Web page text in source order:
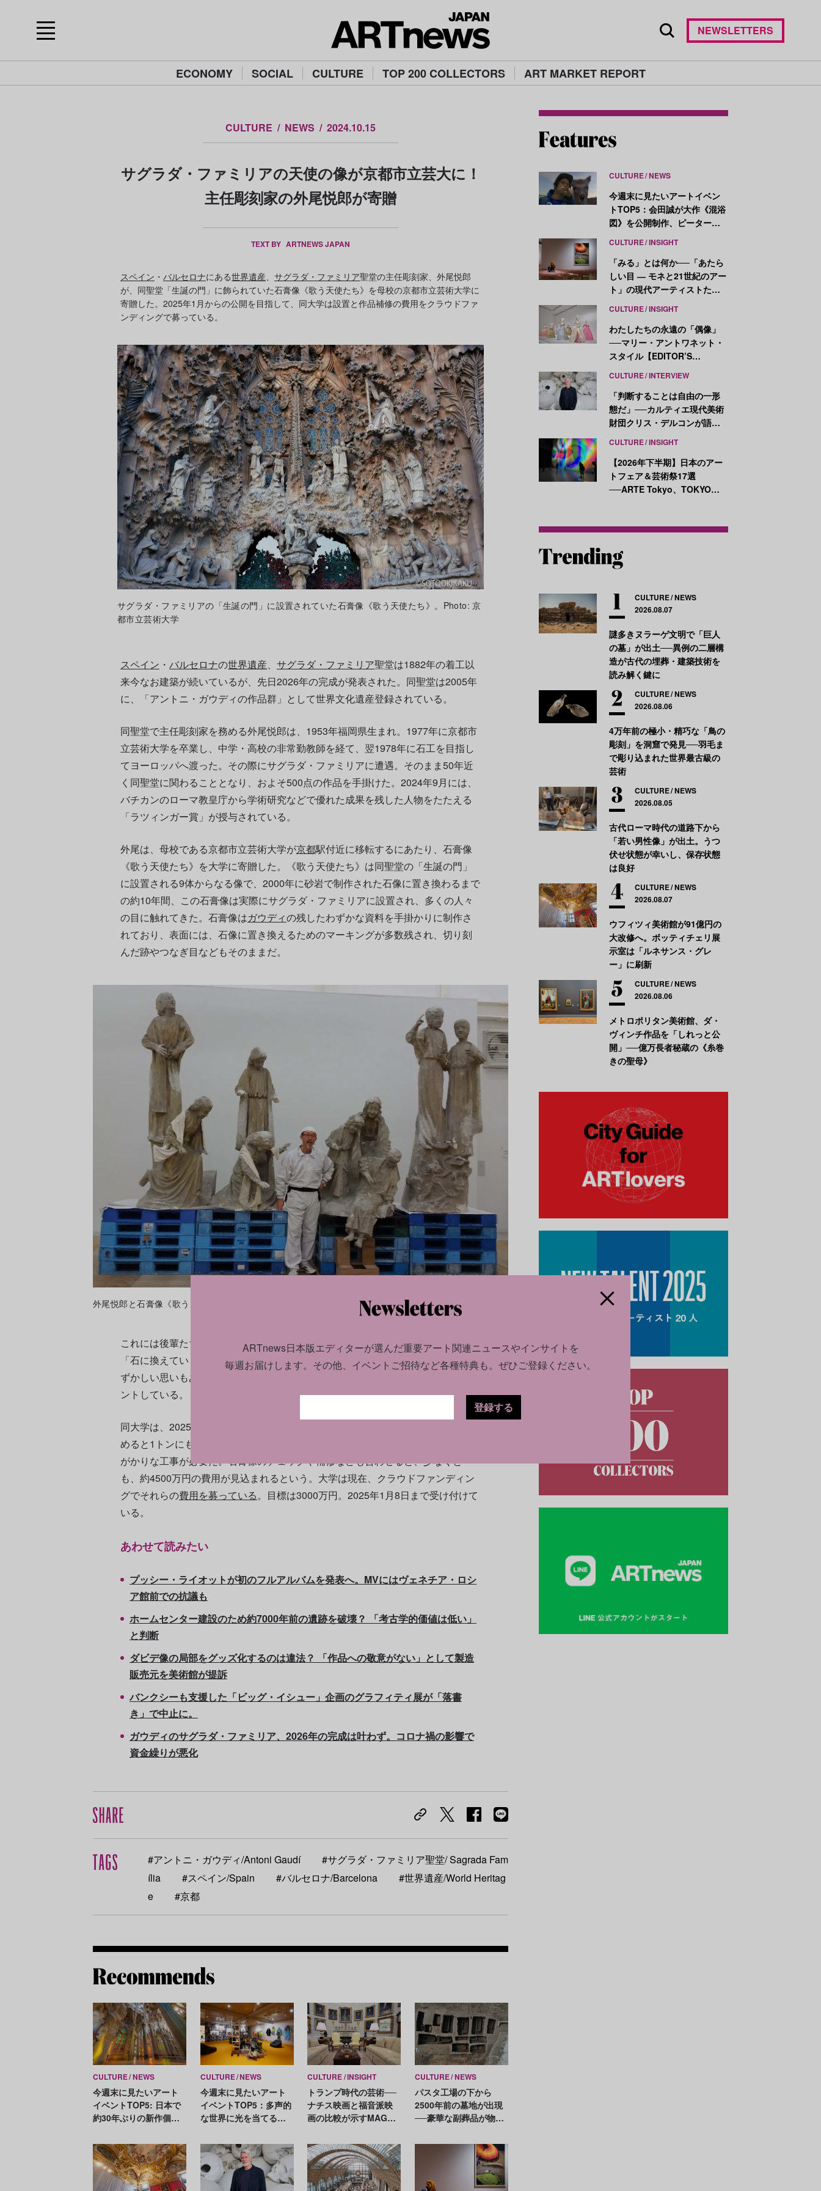
ECONOMY SOCIAL CULTURE TOP 200 COLLECTORS ART MARKET REPORT
NEWSLETTERS
CULTURE NEWS 2024.10.15
サグラダ・ファミリアの天使の像が京都市立芸大に！
主任彫刻家の外尾悦郎が寄贈
TEXT BY ARTNEWS JAPAN
スペイン ・ バルセロナにある世界遺産、 サグラダ・ファミリア聖堂の主任彫刻家、外尾悦郎
が、同聖堂「生誕の門」に飾られていた石膏像《歌う天使たち》を母校の京都市立芸術大学に
寄贈した。2025年1月からの公開を目指して、同大学は設置と作品補修の費用をクラウドファ
ンディングで募っている。
サグラダ・ファミリアの「生誕の門」に設置されていた石膏像《歌う天使たち》。Photo: 京
都市立芸術大学
スペイン ・ バルセロナの世界遺産、 サグラダ・ファミリア聖堂は1882年の着工以
来今なお建築が続いているが、先日2026年の完成が発表された。同聖堂は2005年
に、「アントニ・ガウディの作品群」として世界文化遺産登録されている。
同聖堂で主任彫刻家を務める外尾悦郎は、1953年福岡県生まれ。1977年に京都市
立芸術大学を卒業し、中学・高校の非常勤教師を経て、翌1978年に石工を目指し
てヨーロッパへ渡った。その際にサグラダ・ファミリアに遭遇。そのまま50年近
く同聖堂に関わることとなり、およそ500点の作品を手掛けた。2024年9月には、
バチカンのローマ教皇庁から学術研究などで優れた成果を残した人物をたたえる
「ラツィンガー賞」が授与されている。
外尾は、母校である京都市立芸術大学が京都駅付近に移転するにあたり、石膏像
《歌う天使たち》を大学に寄贈した。《歌う天使たち》は同聖堂の「生誕の門」
に設置される9体からなる像で、2000年に砂岩で制作された石像に置き換わるまで
の約10年間、この石膏像は実際にサグラダ・ファミリアに設置され、多くの人々
の目に触れてきた。石膏像はガウディの残したわずかな資料を手掛かりに制作さ
れており、表面には、石像に置き換えるためのマーキングが多数残され、切り刻
んだ跡やつなぎ目などもそのままだ。
外尾悦郎と石膏像《歌う天使たち》。Photo: 京都市立芸術大学
これには後輩たちへのメッセージが込められている。寄贈にあたって外尾は、
「石に換えていく手筈が模型（石膏像）に鉛筆書きされているのが残っていて恥
ずかしい思いもあるが、後輩たちのご興味に添えるのであれば忍びたい」とコメ
ントしている。
同大学は、2025年1月からの石膏像公開を目指している。しかし像はステージを含
めると1トンにもなり、常設展示を行うには、それらを安全に固定させるために大
がかりな工事が必要だ。石膏像のチェックや補修なども合わせると、少なくと
も、約4500万円の費用が見込まれるという。大学は現在、クラウドファンディン
グでそれらの費用を募っている。目標は3000万円。2025年1月8日まで受け付けて
いる。
あわせて読みたい
プッシー・ライオットが初のフルアルバムを発表へ。MVにはヴェネチア・ロシ
ア館前での抗議も
ホームセンター建設のため約7000年前の遺跡を破壊？ 「考古学的価値は低い」
と判断
ダビデ像の局部をグッズ化するのは違法？ 「作品への敬意がない」として製造
販売元を美術館が提訴
バンクシーも支援した「ビッグ・イシュー」企画のグラフィティ展が「落書
き」で中止に。
ガウディのサグラダ・ファミリア、2026年の完成は叶わず。コロナ禍の影響で
資金繰りが悪化
#アントニ・ガウディ/Antoni Gaudí
#サグラダ・ファミリア聖堂/ Sagrada Fam
ília
#スペイン/Spain #バルセロナ/Barcelona
#世界遺産/World Heritag
e
#京都
CULTURE NEWS
今週末に見たいアート
イベントTOP5: 日本で
約30年ぶりの新作個展
展」、韓国のソジョン
アートが4作家を紹介
「Instead of a result,
a process」
CULTURE NEWS
今週末に見たいアート
イベントTOP5：多声的
な世界に光を当てる恵
が代表シリーズを再構
築
CULTURE INSIGHT
トランプ時代の芸術──
ナチス映画と福音派映
画の比較が示すMAGA
CULTURE NEWS
パスタ工場の下から
2500年前の墓地が出現
──豪華な副葬品が物語
り
CULTURE NEWS
今週末に見たいアートイベン
トTOP5：会田誠が大作《混浴
図》を公開制作、ピーター・
CULTURE INSIGHT
「みる」とは何か──「あたら
しい目 ― モネと21世紀のアー
ト」の現代アーティストたち
CULTURE INSIGHT
わたしたちの永遠の「偶像」
──マリー・アントワネット・
スタイル【EDITOR’S
CULTURE INTERVIEW
「判断することは自由の一形
態だ」──カルティエ現代美術
財団クリス・デルコンが語
CULTURE INSIGHT
【2026年下半期】日本のアー
トフェア＆芸術祭17選
──ARTE Tokyo、TOKYO
CULTURE NEWS
2026.08.07
謎多きヌラーゲ文明で「巨人
の墓」が出土──異例の二層構
造が古代の埋葬・建築技術を
読み解く鍵に
CULTURE NEWS
2026.08.06
4万年前の極小・精巧な「鳥の
彫刻」を洞窟で発見──羽毛ま
で彫り込まれた世界最古級の
芸術
CULTURE NEWS
2026.08.05
古代ローマ時代の道路下から
「若い男性像」が出土。うつ
伏せ状態が幸いし、保存状態
は良好
CULTURE NEWS
2026.08.07
ウフィツィ美術館が91億円の
大改修へ。ボッティチェリ展
示室は「ルネサンス・グレ
ー」に刷新
CULTURE NEWS
2026.08.06
メトロポリタン美術館、ダ・
ヴィンチ作品を「しれっと公
開」──億万長者秘蔵の《糸巻
きの聖母》
ARTnews日本版エディターが選んだ重要アート関連ニュースやインサイトを
毎週お届けします。 その他、イベントご招待など各種特典も。ぜひご登録ください。
登録する